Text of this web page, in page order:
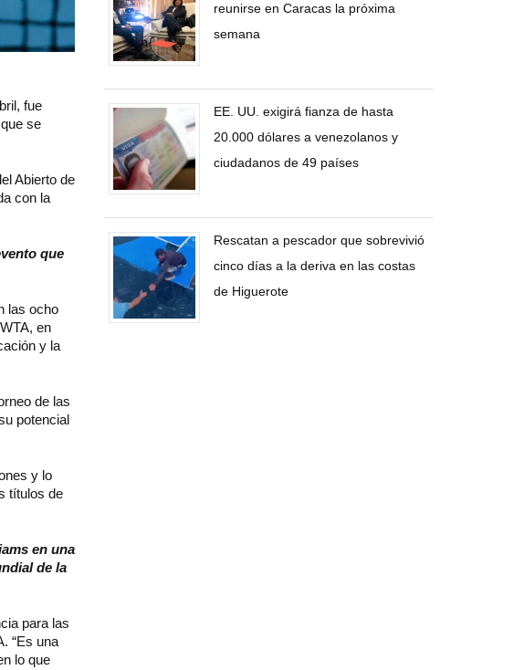
fue
se
Abierto de
con la
que
las ocho
en
y la
de las
potencial
y lo
títulos de
en una
de la
para las
“Es una
lo que
reunirse en Caracas la próxima
semana
EE. UU. exigirá fianza de hasta
20.000 dólares a venezolanos y
ciudadanos de 49 países
Rescatan a pescador que sobrevivió
cinco días a la deriva en las costas
de Higuerote